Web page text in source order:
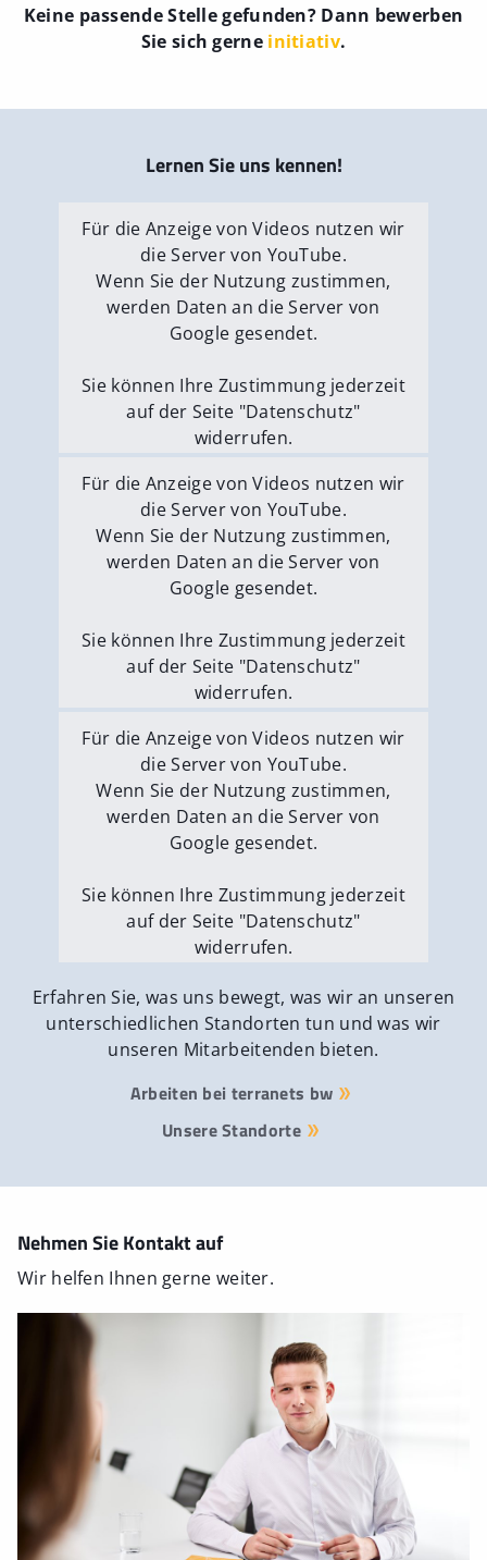
Keine passende Stelle gefunden? Dann bewerben
Sie sich gerne initiativ.
Lernen Sie uns kennen!
Für die Anzeige von Videos nutzen wir
die Server von YouTube.
Wenn Sie der Nutzung zustimmen,
werden Daten an die Server von
Google gesendet.
Sie können Ihre Zustimmung jederzeit
auf der Seite "Datenschutz"
widerrufen.
Externe Medien erlauben
Für die Anzeige von Videos nutzen wir
die Server von YouTube.
Wenn Sie der Nutzung zustimmen,
werden Daten an die Server von
Google gesendet.
Sie können Ihre Zustimmung jederzeit
auf der Seite "Datenschutz"
widerrufen.
Externe Medien erlauben
Für die Anzeige von Videos nutzen wir
die Server von YouTube.
Wenn Sie der Nutzung zustimmen,
werden Daten an die Server von
Google gesendet.
Sie können Ihre Zustimmung jederzeit
auf der Seite "Datenschutz"
widerrufen.
Externe Medien erlauben
Erfahren Sie, was uns bewegt, was wir an unseren
unterschiedlichen Standorten tun und was wir
unseren Mitarbeitenden bieten.
Arbeiten bei terranets bw
Unsere Standorte
Nehmen Sie Kontakt auf
Wir helfen Ihnen gerne weiter.